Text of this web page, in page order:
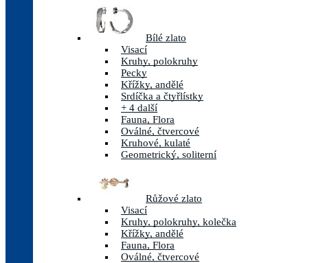
Bílé zlato
Visací
Kruhy, polokruhy
Pecky
Křížky, andělé
Srdíčka a čtyřlístky
+ 4 další
Fauna, Flora
Oválné, čtvercové
Kruhové, kulaté
Geometrický, soliterní
Růžové zlato
Visací
Kruhy, polokruhy, kolečka
Křížky, andělé
Fauna, Flora
Oválné, čtvercové